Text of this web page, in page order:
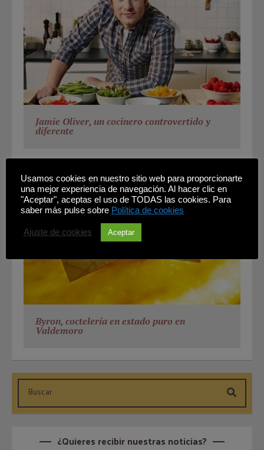
Jamie Oliver, un cocinero controvertido y
diferente
Byron, coctelería en estado puro en
Valdemoro
¿Quieres recibir nuestras noticias?
Usamos cookies en nuestro sitio web para proporcionarte
una mejor experiencia de navegación. Al hacer clic en
"Aceptar", aceptas el uso de TODAS las cookies. Para
saber más pulse sobre Política de cookies
Ajuste de cookies Aceptar